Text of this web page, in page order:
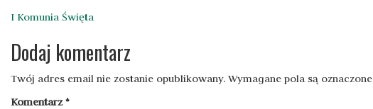
Nawigacja
wpisu
I Komunia Święta
Dodaj komentarz
Twój adres email nie zostanie opublikowany. Wymagane pola są oznaczone
Komentarz*